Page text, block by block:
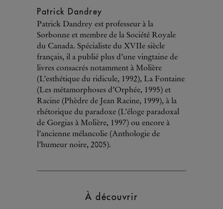
Patrick Dandrey
Patrick Dandrey est professeur à la
Sorbonne et membre de la Société Royale
du Canada. Spécialiste du XVIIe siècle
français, il a publié plus d’une vingtaine de
livres consacrés notamment à Molière
(L’esthétique du ridicule, 1992), La Fontaine
(Les métamorphoses d’Orphée, 1995) et
Racine (Phèdre de Jean Racine, 1999), à la
rhétorique du paradoxe (L’éloge paradoxal
de Gorgias à Molière, 1997) ou encore à
l’ancienne mélancolie (Anthologie de
l’humeur noire, 2005).
À découvrir